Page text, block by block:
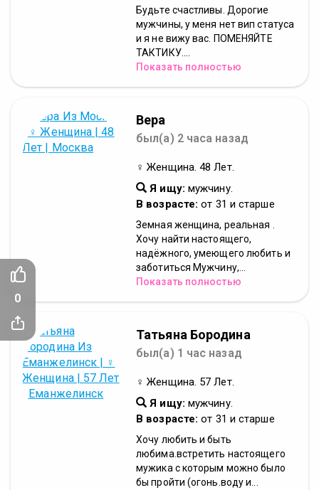
Будьте счастливы. Дорогие
мужчины, у меня нет вип статуса
и я не вижу вас. ПОМЕНЯЙТЕ
ТАКТИКУ....
Показать полностью
Вера
был(а) 2 часа назад
♀ Женщина. 48 Лет.
Я ищу: мужчину.
В возрасте: от 31 и старше
Земная женщина, реальная .
Хочу найти настоящего,
надёжного, умеющего любить и
заботиться Мужчину,...
Показать полностью
Татьяна Бородина
был(а) 1 час назад
♀ Женщина. 57 Лет.
Я ищу: мужчину.
В возрасте: от 31 и старше
Хочу любить и быть
любима.встретить настоящего
мужика с которым можно было
бы пройти (огонь.воду и...
0